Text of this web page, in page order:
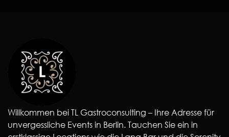
Willkommen bei TL Gastroconsulting – Ihre Adresse für
unvergessliche Events in Berlin. Tauchen Sie ein in